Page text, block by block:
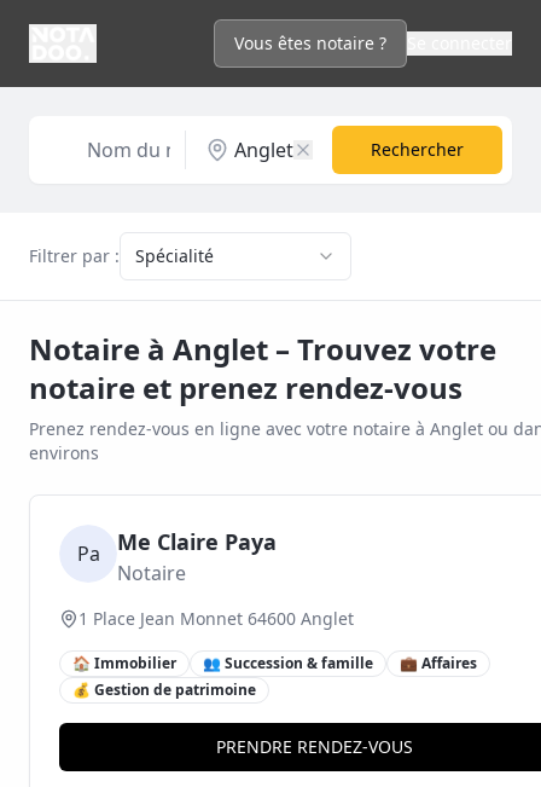
Vous êtes notaire ?
Rechercher
Filtrer par : Spécialité
Notaire à Anglet – Trouvez votre
notaire et prenez rendez-vous
Prenez rendez-vous en ligne avec votre notaire à Anglet ou
environs
Pa Me Claire Paya
Notaire
1 Place Jean Monnet 64600 Anglet
🏠 Immobilier 👥 Succession & famille
💼 Affaires
💰 Gestion de patrimoine
PRENDRE RENDEZ-VOUS